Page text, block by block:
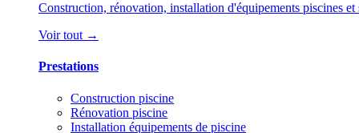
Construction, rénovation, installation d'équipements piscines et
Voir tout →
Prestations
Construction piscine
Rénovation piscine
Installation équipements de piscine